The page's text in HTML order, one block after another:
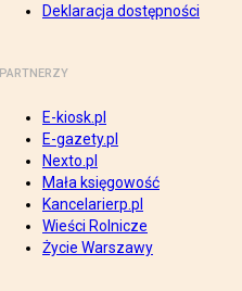
Deklaracja dostępności
PARTNERZY
E-kiosk.pl
E-gazety.pl
Nexto.pl
Mała księgowość
Kancelarierp.pl
Wieści Rolnicze
Życie Warszawy